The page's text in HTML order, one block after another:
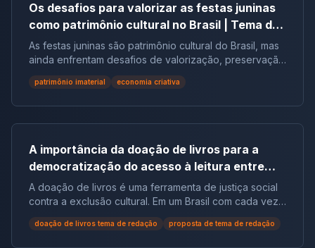
Os desafios para valorizar as festas juninas
como patrimônio cultural no Brasil | Tema de
redação
As festas juninas são patrimônio cultural do Brasil, mas
ainda enfrentam desafios de valorização, preservação
e reconhecimento social.
patrimônio imaterial economia criativa
A importância da doação de livros para a
democratização do acesso à leitura entre
populações em situação de vulnerabilidade
social no Brasil | Tema de Redação
A doação de livros é uma ferramenta de justiça social
contra a exclusão cultural. Em um Brasil com cada vez
mais não leitores, ela democratiza o acesso ao
conhecimento e reduz desigualdades.
doação de livros tema de redação proposta de tema de redação